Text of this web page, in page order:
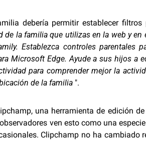
debería permitir establecer
de la familia que utilizas en la web y
Establezca controles parentales
Microsoft Edge. Ayude a sus hijos a
para comprender mejor la
de la familia ".
una herramienta de edición
ven esto como una
Clipchamp no ha cambiado